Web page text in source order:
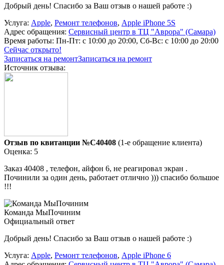
Добрый день! Спасибо за Ваш отзыв о нашей работе :)
Услуга: Apple, Ремонт телефонов, Apple iPhone 5S
Адрес обращения: Сервисный центр в ТЦ "Аврора" (Самара)
Время работы: Пн-Пт: с 10:00 до 20:00, Сб-Вс: с 10:00 до 20:00
Сейчас открыто!
Записаться на ремонтЗаписаться на ремонт
Источник отзыва:
Отзыв по квитанции №C40408 (1-е обращение клиента)
Оценка: 5
Заказ 40408 , телефон, айфон 6, не реагировал экран .
Починили за один день, работает отлично ))) спасибо большое
!!!
Команда МыПочиним
Официальный ответ
Добрый день! Спасибо за Ваш отзыв о нашей работе :)
Услуга: Apple, Ремонт телефонов, Apple iPhone 6